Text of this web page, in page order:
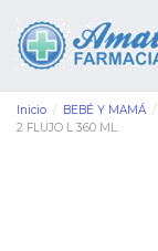
Inicio BEBÉ Y MAMÁ
2 FLUJO L 360 ML